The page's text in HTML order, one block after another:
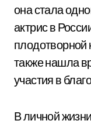
она стала
актрис в
плодотворной
также нашла
участия в
В личной